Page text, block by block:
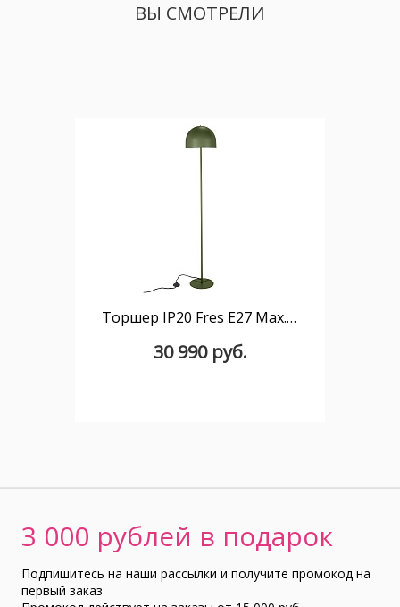
ВЫ СМОТРЕЛИ
Торшер IP20 Fres E27 Max. 15W Green
30 990 руб.
3 000 рублей в подарок
Подпишитесь на наши рассылки и получите промокод на
первый заказ